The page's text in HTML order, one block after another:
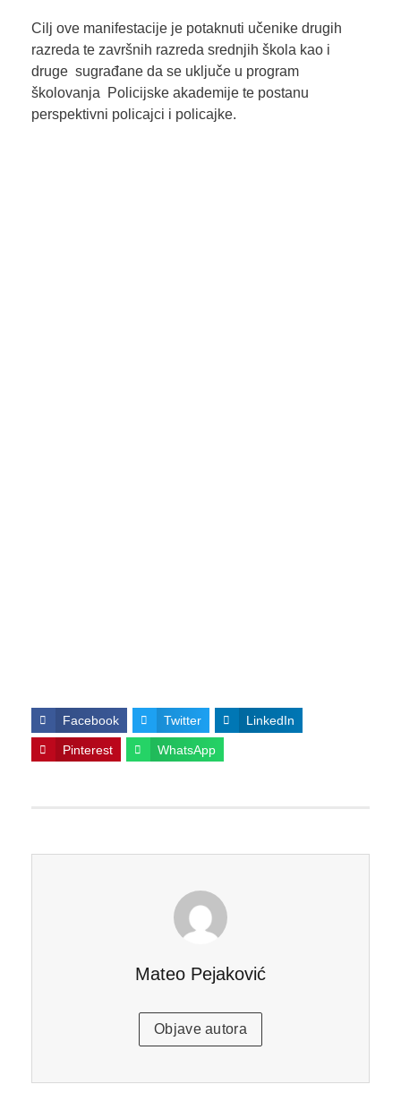
Cilj ove manifestacije je potaknuti učenike drugih
razreda te završnih razreda srednjih škola kao i
druge sugrađane da se uključe u program
školovanja Policijske akademije te postanu
perspektivni policajci i policajke.
Facebook Twitter LinkedIn
Pinterest WhatsApp
Mateo Pejaković
Objave autora